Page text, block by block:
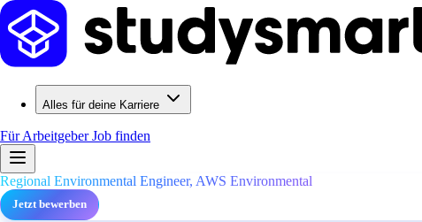
Alles für deine Karriere
Für ArbeitgeberJob finden
Regional Environmental Engineer, AWS Environmental
Jetzt bewerben